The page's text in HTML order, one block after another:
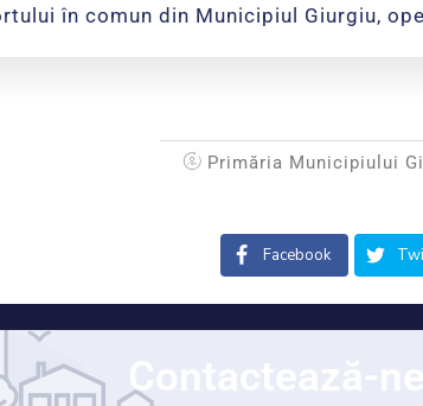
în comun din Municipiul Giurgiu,
Primăria Municipiului
Facebook
Contactează-ne!